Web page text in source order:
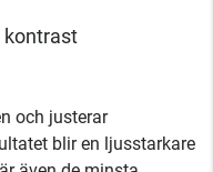
kontrast
och justerar
blir en ljusstarkare